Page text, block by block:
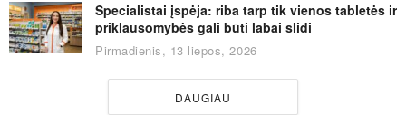
Specialistai įspėja: riba tarp tik vienos tabletės ir
priklausomybės gali būti labai slidi
Pirmadienis, 13 liepos, 2026
DAUGIAU